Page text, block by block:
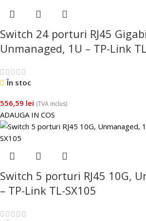
Switch 24 porturi RJ45
Unmanaged, 1U – TP-Link
În stoc
556,59 lei (TVA inclus)
ADAUGA IN COS
Switch 5 porturi RJ45 10G,
– TP-Link TL-SX105